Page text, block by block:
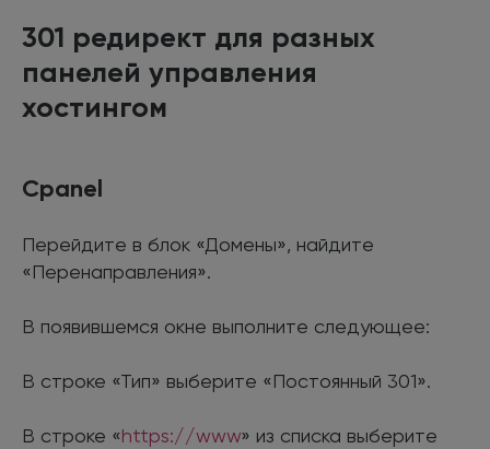
301 редирект для разных
панелей управления
хостингом
Cpanel
Перейдите в блок «Домены», найдите
«Перенаправления».
В появившемся окне выполните следующее:
В строке «Тип» выберите «Постоянный 301».
В строке «https://www» из списка выберите